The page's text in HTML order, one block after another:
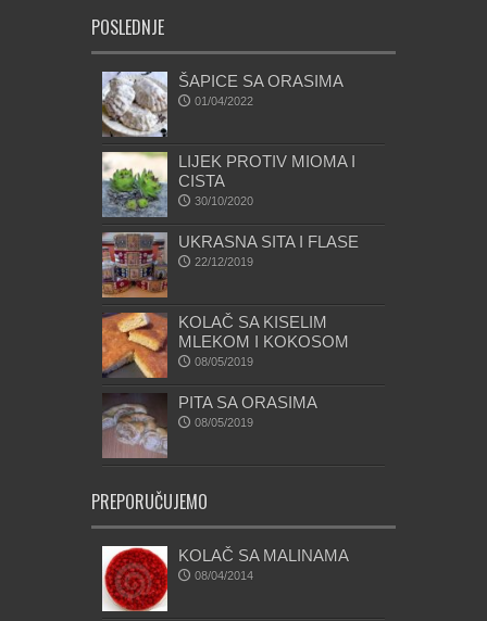
POSLEDNJE
ŠAPICE SA ORASIMA
01/04/2022
LIJEK PROTIV MIOMA I
CISTA
30/10/2020
UKRASNA SITA I FLASE
22/12/2019
KOLAČ SA KISELIM
MLEKOM I KOKOSOM
08/05/2019
PITA SA ORASIMA
08/05/2019
PREPORUČUJEMO
KOLAČ SA MALINAMA
08/04/2014